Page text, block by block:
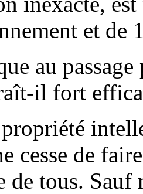
et de
au
il fort
propriété
cesse de
tous. Sauf